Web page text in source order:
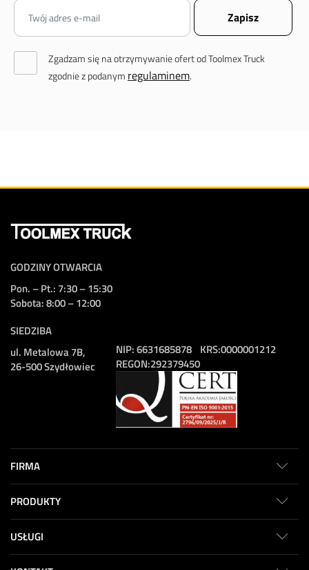
Zgadzam się na otrzymywanie ofert od Toolmex Truck
zgodnie z podanym regulaminem.
GODZINY OTWARCIA
Pon. – Pt.: 7:30 – 15:30
Sobota: 8:00 – 12:00
SIEDZIBA
ul. Metalowa 7B,
26-500 Szydłowiec
NIP:6631685878
REGON:292379450
KRS:0000001212
FIRMA
PRODUKTY
USŁUGI